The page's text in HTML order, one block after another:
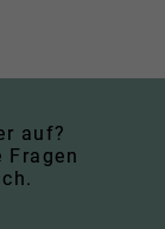
auf?
Fragen